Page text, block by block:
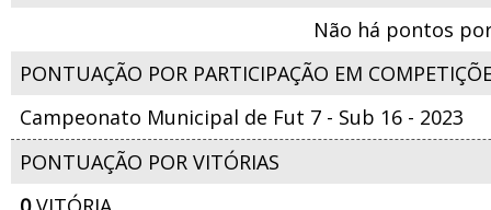
Não há pontos
PONTUAÇÃO POR PARTICIPAÇÃO EM
Campeonato Municipal de Fut 7 - Sub 16 - 2023
PONTUAÇÃO POR VITÓRIAS